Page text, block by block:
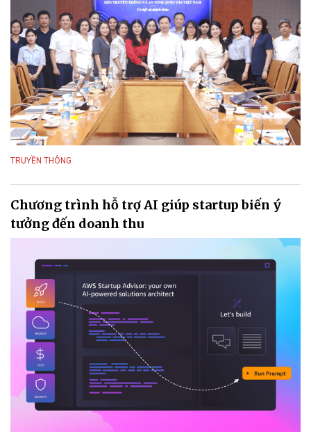
TRUYỀN THÔNG
Chương trình hỗ trợ AI giúp startup biến ý
tưởng đến doanh thu